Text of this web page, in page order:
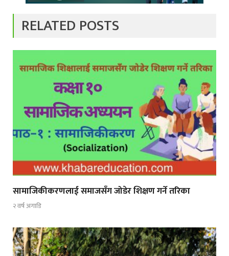
RELATED POSTS
सामाजिकीकरणलाई समाजसँग जोडेर शिक्षण गर्ने तरिका
२ वर्ष अगाडि